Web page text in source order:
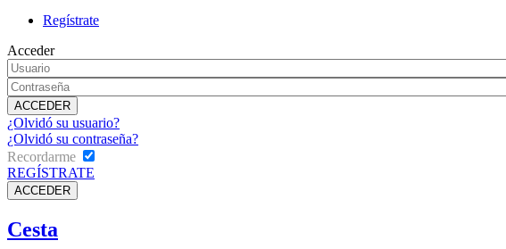
Regístrate
Acceder
¿Olvidó su usuario?
¿Olvidó su contraseña?
Recordarme
REGÍSTRATE
Cesta